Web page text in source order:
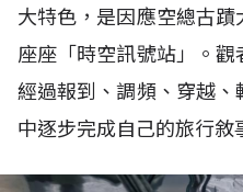
大特色，是因應空總古
座座「時空訊號站」。觀
經過報到、調頻、穿越
中逐步完成自己的旅行敘